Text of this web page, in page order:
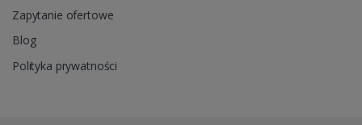
Zapytanie ofertowe
Blog
Polityka prywatności